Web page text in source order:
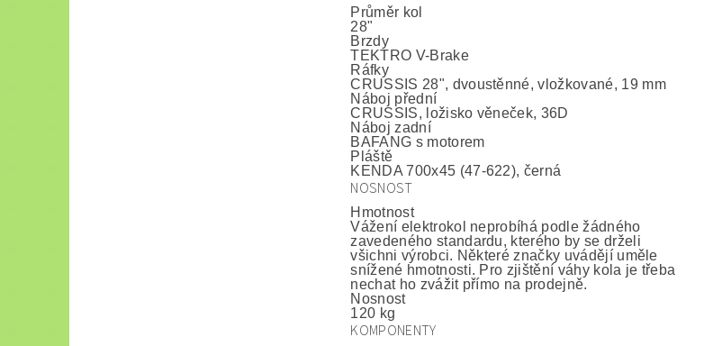
Průměr kol
28"
Brzdy
TEKTRO V-Brake
Ráfky
CRUSSIS 28", dvoustěnné, vložkované, 19 mm
Náboj přední
CRUSSIS, ložisko věneček, 36D
Náboj zadní
BAFANG s motorem
Pláště
KENDA 700x45 (47-622), černá
NOSNOST
Hmotnost
Vážení elektrokol neprobíhá podle žádného
zavedeného standardu, kterého by se drželi
všichni výrobci. Některé značky uvádějí uměle
snížené hmotnosti. Pro zjištění váhy kola je třeba
nechat ho zvážit přímo na prodejně.
Nosnost
120 kg
KOMPONENTY